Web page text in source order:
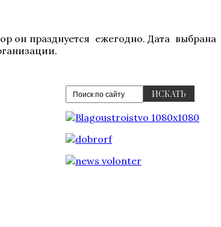
он празднуется ежегодно. Дата выбрана
ИСКАТЬ